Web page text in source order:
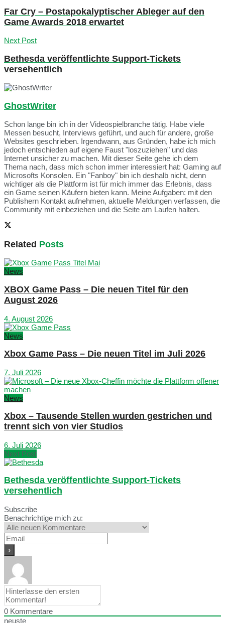
Far Cry – Postapokalyptischer Ableger auf den
Game Awards 2018 erwartet
Next Post
Bethesda veröffentlichte Support-Tickets
versehentlich
GhostWriter
Schon lange bin ich in der Videospielbranche tätig. Habe viele
Messen besucht, Interviews geführt, und auch für andere, große
Websites geschrieben. Irgendwann, aus Gründen, habe ich mich
jedoch entschieden auf eigene Faust "loszuziehen" und das
Internet unsicher zu machen. Mit dieser Seite gehe ich dem
Thema nach, dass mich schon immer interessiert hat: Gaming auf
Microsofts Konsolen. Ein "Fanboy" bin ich deshalb nicht, denn
wichtiger als die Plattform ist für mich immer das Erlebnis, dass
ein Game seinen Käufern bieten kann. Meine Aufgaben: mit den
Publishern Kontakt aufnehmen, aktuelle Meldungen verfassen, die
Community mit einbeziehen und die Seite am Laufen halten.
Related Posts
News
XBOX Game Pass – Die neuen Titel für den
August 2026
4. August 2026
News
Xbox Game Pass – Die neuen Titel im Juli 2026
7. Juli 2026
News
Xbox – Tausende Stellen wurden gestrichen und
trennt sich von vier Studios
6. Juli 2026
Next Post
Bethesda veröffentlichte Support-Tickets
versehentlich
Subscribe
Benachrichtige mich zu:
0 Kommentare
neuste